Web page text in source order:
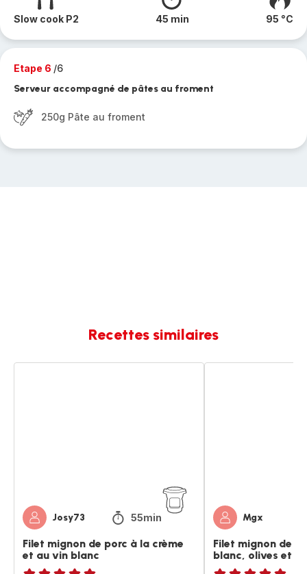
Slow cook P2 45 min 95 °C
Etape 6 /6
Serveur accompagné de pâtes au froment
250g Pâte au froment
Recettes similaires
Josy73 55min
Filet mignon de porc à la crème
et au vin blanc
blanc
Mgx
Filet mignon de
blanc, olives et